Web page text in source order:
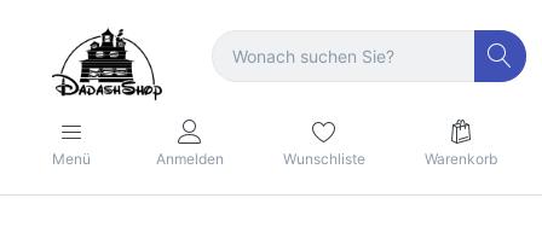
Menü Anmelden Wunschliste Warenkorb